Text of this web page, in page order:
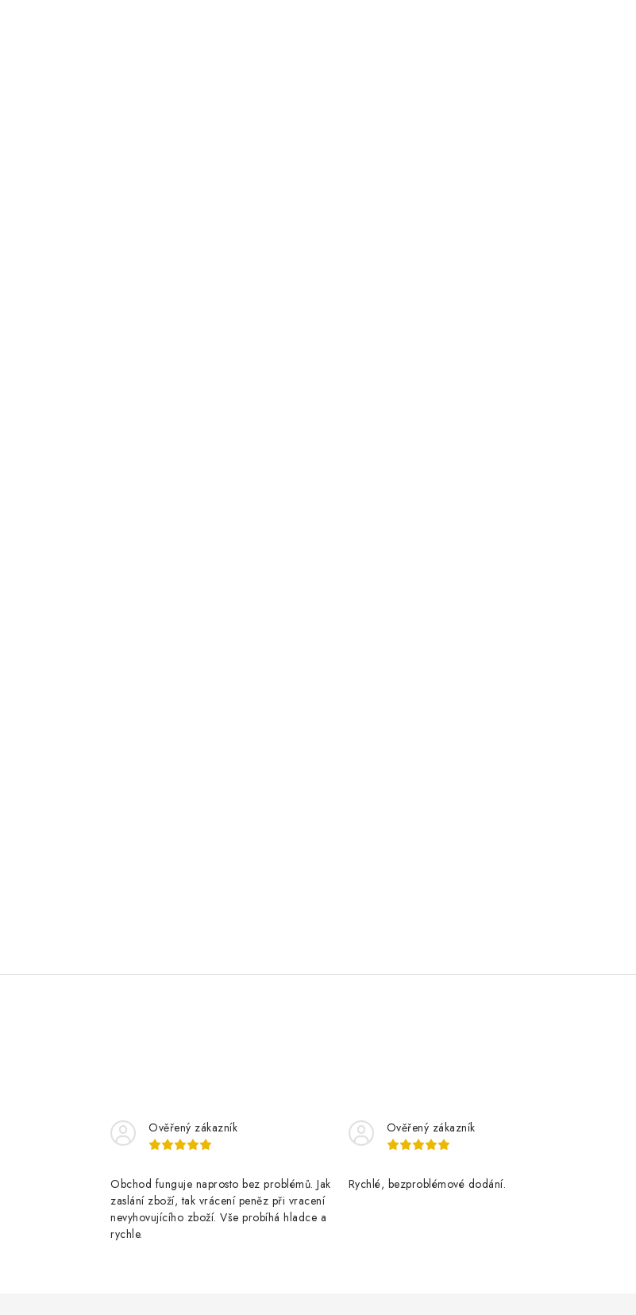
Ověřený zákazník
Obchod funguje naprosto bez problémů. Jak
zaslání zboží, tak vrácení peněz při vracení
nevyhovujícího zboží. Vše probíhá hladce a
rychle.
Ověřený zákazník
Rychlé, bezproblémové dodání.